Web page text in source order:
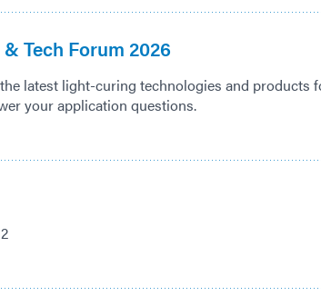
Tech Forum 2026
latest light-curing technologies and products
your application questions.